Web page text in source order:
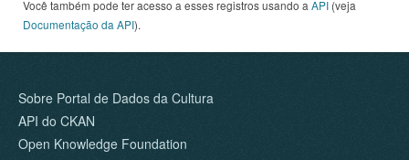
Você também pode ter acesso a esses registros usando a API (veja
Documentação da API).
Sobre Portal de Dados da Cultura
API do CKAN
Open Knowledge Foundation